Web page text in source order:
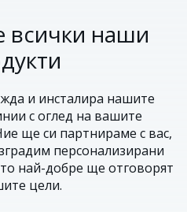
всички наши
и инсталира нашите
с оглед на вашите
ще си партнираме с вас,
персонализирани
най-добре ще отговорят
цели.